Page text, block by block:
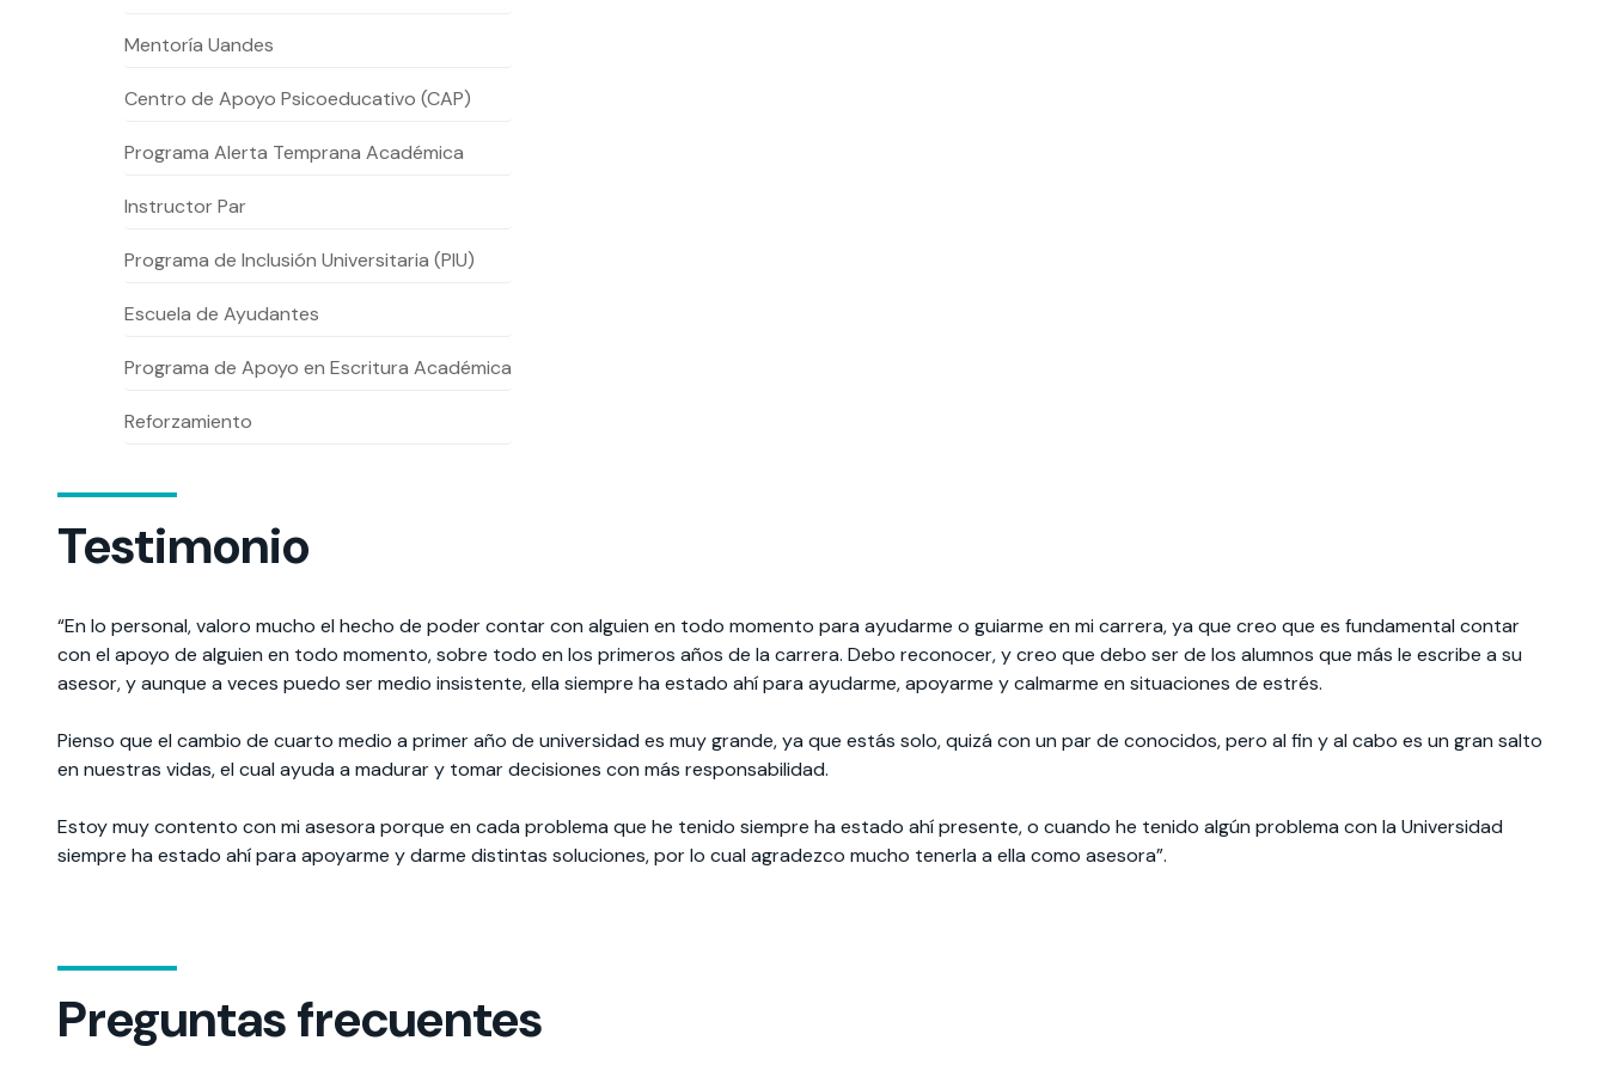
Te puede interesar:International students
Te puede interesar:Explora el campus Uandes
Mentoría Uandes
Centro de Apoyo Psicoeducativo (CAP)
Programa Alerta Temprana Académica
Instructor Par
Programa de Inclusión Universitaria (PIU)
Escuela de Ayudantes
Programa de Apoyo en Escritura Académica
Reforzamiento
Testimonio
“En lo personal, valoro mucho el hecho de poder contar con alguien en todo momento para ayudarme o guiarme en mi carrera, ya que creo que es fundamental contar
con el apoyo de alguien en todo momento, sobre todo en los primeros años de la carrera. Debo reconocer, y creo que debo ser de los alumnos que más le escribe a su
asesor, y aunque a veces puedo ser medio insistente, ella siempre ha estado ahí para ayudarme, apoyarme y calmarme en situaciones de estrés.
Pienso que el cambio de cuarto medio a primer año de universidad es muy grande, ya que estás solo, quizá con un par de conocidos, pero al fin y al cabo es un gran salto
en nuestras vidas, el cual ayuda a madurar y tomar decisiones con más responsabilidad.
Estoy muy contento con mi asesora porque en cada problema que he tenido siempre ha estado ahí presente, o cuando he tenido algún problema con la Universidad
siempre ha estado ahí para apoyarme y darme distintas soluciones, por lo cual agradezco mucho tenerla a ella como asesora”.
Preguntas frecuentes